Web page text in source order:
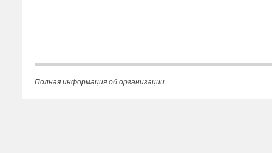
Полная информация об организации